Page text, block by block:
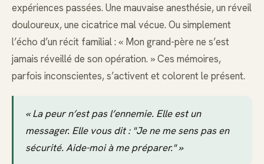
expériences passées. Une mauvaise anesthésie, un réveil
douloureux, une cicatrice mal vécue. Ou simplement
l’écho d’un récit familial : « Mon grand-père ne s’est
jamais réveillé de son opération. » Ces mémoires,
parfois inconscientes, s’activent et colorent le présent.
« La peur n’est pas l’ennemie. Elle est un
messager. Elle vous dit : "Je ne me sens pas en
sécurité. Aide-moi à me préparer." »